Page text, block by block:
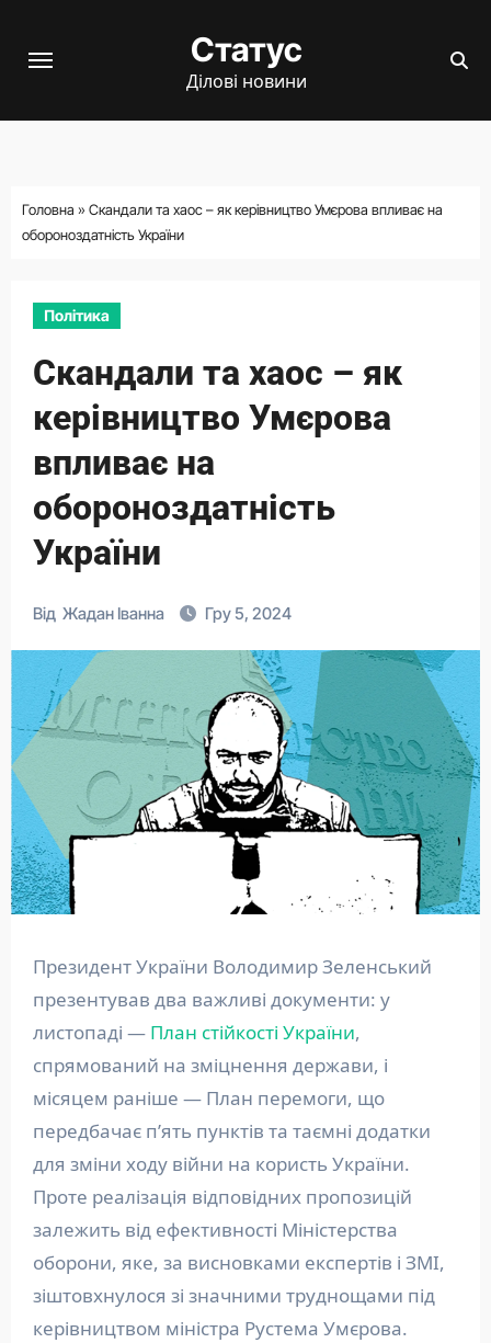
Статус
Ділові новини
Головна » Скандали та хаос – як керівництво Умєрова впливає на
обороноздатність України
Політика
Скандали та хаос – як
керівництво Умєрова
впливає на
обороноздатність
України
Від Жадан Іванна Гру 5, 2024
Президент України Володимир Зеленський
презентував два важливі документи: у
листопаді — План стійкості України,
спрямований на зміцнення держави, і
місяцем раніше — План перемоги, що
передбачає п’ять пунктів та таємні додатки
для зміни ходу війни на користь України.
Проте реалізація відповідних пропозицій
залежить від ефективності Міністерства
оборони, яке, за висновками експертів і ЗМІ,
зіштовхнулося зі значними труднощами під
керівництвом міністра Рустема Умєрова.